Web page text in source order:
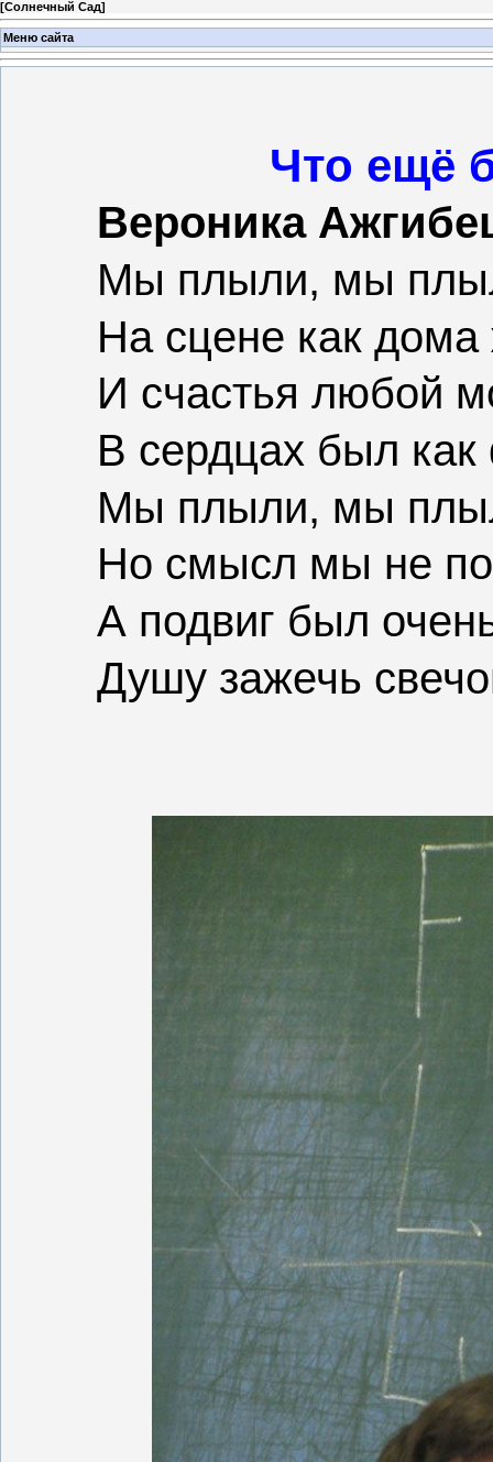
[Солнечный Сад]
Меню сайта
Что ещё
Вероника
Мы плыли, мы
На сцене как
И счастья любой
В сердцах был
Мы плыли, мы
Но смысл мы не
А подвиг был
Душу зажечь